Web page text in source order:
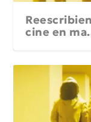
cine en